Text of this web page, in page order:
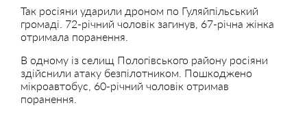
Так росіяни ударили дроном по Гуляйпільський
громаді. 72-річний чоловік загинув, 67-річна жінка
отримала поранення.
В одному із селищ Пологівського району росіяни
здійснили атаку безпілотником. Пошкоджено
мікроавтобус, 60-річний чоловік отримав
поранення.